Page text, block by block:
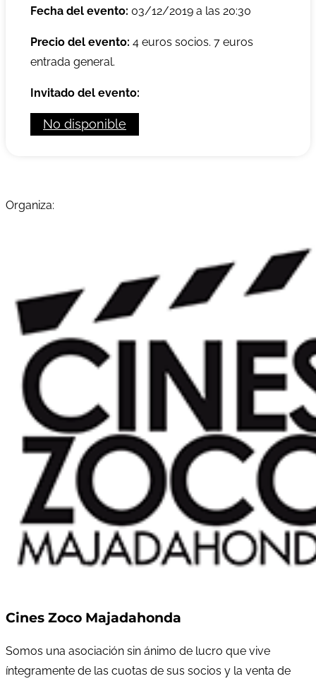
Fecha del evento: 03/12/2019 a las 20:30
Precio del evento: 4 euros socios. 7 euros
entrada general.
Invitado del evento:
No disponible
Organiza:
Cines Zoco Majadahonda
Somos una asociación sin ánimo de lucro que vive
íntegramente de las cuotas de sus socios y la venta de